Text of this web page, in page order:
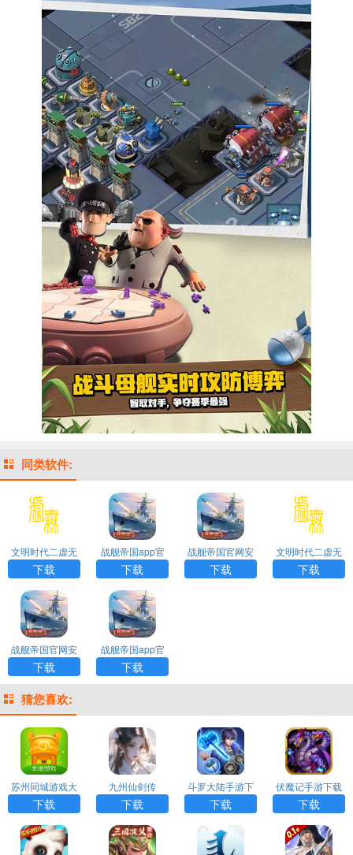
同类软件:
文明时代二虚无
中文版下载
下载
战舰帝国app官
方版下载
下载
战舰帝国官网安
卓版下载
下载
文明时代二虚无
中文版下载
下载
战舰帝国官网安
卓版下载
下载
战舰帝国app官
方版下载
下载
猜您喜欢:
苏州同城游戏大
厅APP
下载
九州仙剑传
下载
斗罗大陆手游下
载
下载
伏魔记手游下载
下载